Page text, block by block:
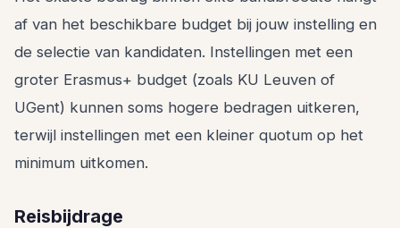
af van het beschikbare budget bij jouw instelling en
de selectie van kandidaten. Instellingen met een
groter Erasmus+ budget (zoals KU Leuven of
UGent) kunnen soms hogere bedragen uitkeren,
terwijl instellingen met een kleiner quotum op het
minimum uitkomen.
Reisbijdrage